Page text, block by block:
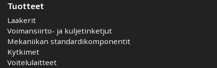
Tuotteet
Laakerit
Voimansiirto- ja kuljetinketjut
Mekaniikan standardikomponentit
Kytkimet
Voitelulaitteet